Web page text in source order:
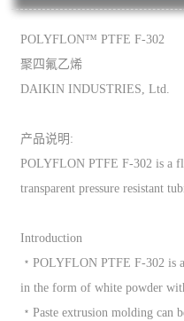
POLYFLON™ PTFE F-302
聚四氟乙烯
DAIKIN INDUSTRIES, Ltd.
产品说明:
POLYFLON PTFE F-302 is a
transparent pressure resistant
Introduction
﹡POLYFLON PTFE F-302 is
in the form of white powder
﹡Paste extrusion molding can